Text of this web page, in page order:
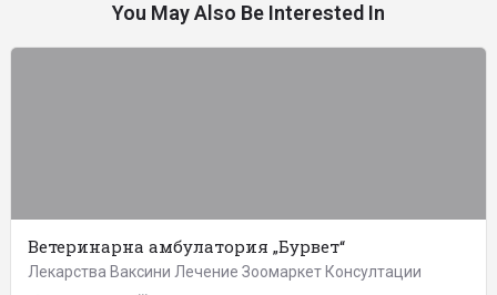
You May Also Be Interested In
Ветеринарна амбулатория „Бурвет“
Лекарства Ваксини Лечение Зоомаркет Консултации